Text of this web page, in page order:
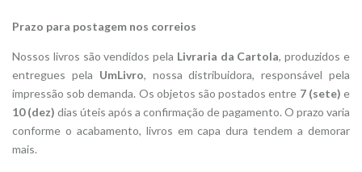
Prazo para postagem nos correios
Nossos livros são vendidos pela Livraria da Cartola, produzidos e
entregues pela UmLivro, nossa distribuidora, responsável pela
impressão sob demanda. Os objetos são postados entre 7 (sete) e
10 (dez) dias úteis após a confirmação de pagamento. O prazo varia
conforme o acabamento, livros em capa dura tendem a demorar
mais.